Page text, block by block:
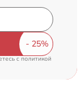
cполитикой